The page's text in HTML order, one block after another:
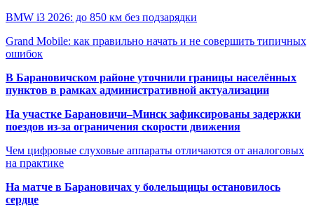
BMW i3 2026: до 850 км без подзарядки
Grand Mobile: как правильно начать и не совершить типичных
ошибок
В Барановичском районе уточнили границы населённых
пунктов в рамках административной актуализации
На участке Барановичи–Минск зафиксированы задержки
поездов из-за ограничения скорости движения
Чем цифровые слуховые аппараты отличаются от аналоговых
на практике
На матче в Барановичах у болельщицы остановилось
сердце